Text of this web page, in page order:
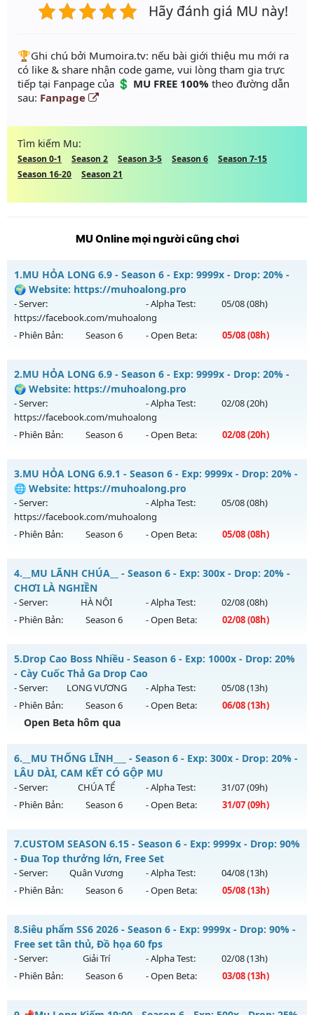
Hãy đánh giá MU này!
️🏆Ghi chú bởi Mumoira.tv: nếu bài giới thiệu mu mới ra
có like & share nhận code game, vui lòng tham gia trực
tiếp tại Fanpage của 💲 MU FREE 100% theo đường dẫn
sau: Fanpage
Tìm kiếm Mu:
Season 0-1 Season 2 Season 3-5 Season 6
Season 7-15
Season 16-20
Season 21
MU Online mọi người cũng chơi
1.MU HỎA LONG 6.9 - Season 6 - Exp: 9999x - Drop: 20% -
🌍 Website: https://muhoalong.pro
- Server:
https://facebook.com/muhoalong
- Alpha Test: 05/08(08h)
- Phiên Bản: Season 6 - Open Beta: 05/08(08h)
MU HỎA LONG 6.9 - 🌍 Website: https://muhoalong.pro
Mu mới ra tháng 08 2026 - Mở máy chủ
https://facebook.com/muhoalongvào 08h ngày
05/08/2626
Exp: 9999x - Drop: 20%
Thể loại: Mu Nguyên bản Webzen
Antihack: XShield
2.MU HỎA LONG 6.9 - Season 6 - Exp: 9999x - Drop: 20% -
🌍 Website: https://muhoalong.pro
- Server:
https://facebook.com/muhoalong
- Alpha Test: 02/08(20h)
- Phiên Bản: Season 6 - Open Beta: 02/08(20h)
MU HỎA LONG 6.9 - 🌍 Website: https://muhoalong.pro
Mu mới ra tháng 08 2026 - Mở máy chủ
https://facebook.com/muhoalongvào 20h ngày
02/08/2626
Exp: 9999x - Drop: 20%
Thể loại: Mu Nguyên bản Webzen
Antihack: XShield
3.MU HỎA LONG 6.9.1 - Season 6 - Exp: 9999x - Drop: 20% -
🌐 Website: https://muhoalong.pro
- Server:
https://facebook.com/muhoalong
- Alpha Test: 05/08(08h)
- Phiên Bản: Season 6 - Open Beta: 05/08(08h)
MU HỎA LONG 6.9.1 - 🌐 Website: https://muhoalong.pro
Mu mới ra tháng 08 2026 - Mở máy chủ
https://facebook.com/muhoalongvào 08h ngày
05/08/2626
Kiểu reset: Non Reset
Thể loại: Mu Nguyên bản Webzen
Antihack: XShield
4. __MU LÃNH CHÚA__ - Season 6 - Exp: 300x - Drop: 20% -
CHƠI LÀ NGHIỀN
- Server: HÀ NỘI - Alpha Test: 02/08(08h)
- Phiên Bản:
Season 6 - Open Beta: 02/08(08h)
__MU LÃNH CHÚA__ - CHƠI LÀ NGHIỀN
Mu mới ra tháng 08 2026 - Mở máy chủ
ngày 02/08/2626
Exp: 300x - Drop: 20%
Kiểu reset: Reset In Game
Thể loại: Mu Nguyên bản Webzen
Antihack: GoldShield
5.Drop Cao Boss Nhiều - Season 6 - Exp: 1000x - Drop: 20%
- Cày Cuốc Thả Ga Drop Cao
- Server: LONG VƯƠNG - Alpha Test: 05/08(13h)
- Phiên Bản:
Season 6 - Open Beta: 06/08(13h)
Open Beta hôm qua
Drop Cao Boss Nhiều - Cày Cuốc Thả Ga Drop Cao
Mu mới ra tháng 08 2026 - Mở máy chủ
13h ngày 06/08/2626
Exp: 1000x - Drop: 20%
Thể loại: Mu Nguyên bản Webzen
Antihack: GameGuard
6. __MU THỐNG LĨNH___ - Season 6 - Exp: 300x - Drop: 20% -
LÂU DÀI, CAM KẾT CÓ GỘP MU
- Server: CHÚA TỂ - Alpha Test: 31/07(09h)
- Phiên Bản:
Season 6 - Open Beta: 31/07(09h)
Mu mới ra tháng 07 2026 - Mở máy chủ
ngày 31/07/2626
Exp: 300x - Drop: 20%
Thể loại: Mu Nguyên bản Webzen
Antihack: UGK ANTIHACK
7.CUSTOM SEASON 6.15 - Season 6 - Exp: 9999x - Drop: 90%
- Đua Top thưởng lớn, Free Set
- Server: Quân Vương - Alpha Test: 04/08(13h)
- Phiên Bản:
Season 6 - Open Beta: 05/08(13h)
CUSTOM SEASON 6.15 - Đua Top thưởng lớn, Free Set
Mu mới ra tháng 08 2026 - Mở máy chủ
13h ngày 05/08/2626
Exp: 9999x - Drop: 90%
8.Siêu phẩm SS6 2026 - Season 6 - Exp: 9999x - Drop: 90% -
Free set tân thủ, Đồ họa 60 fps
- Server: Giải Trí - Alpha Test: 02/08(13h)
- Phiên Bản:
Season 6 - Open Beta: 03/08(13h)
Siêu phẩm SS6 2026 - Free set tân thủ, Đồ họa 60 fps